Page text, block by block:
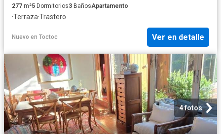
277 m²5 Dormitorios3 BañosApartamento
·Terraza·Trastero
Nuevo en Toctoc Ver en detalle
4 fotos